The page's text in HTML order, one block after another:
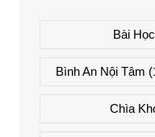
Bài
Bình An Nội Tâm
Chìa